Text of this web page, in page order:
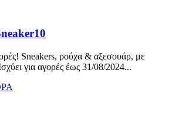
Sneakers, ρούχα & αξεσουάρ, με
για αγορές έως 31/08/2024...